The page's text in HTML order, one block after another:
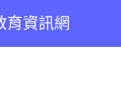
育資訊網